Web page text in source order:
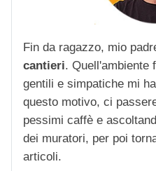
Fin da ragazzo, mio
cantieri. Quell'ambiente
gentili e simpatiche mi
questo motivo, ci
pessimi caffè e
dei muratori, per poi
articoli.